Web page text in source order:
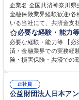
企業名 全国共済神奈川県生活協同組合 求人名
金融保険業界経験歓迎/各種手当充実/転勤
いる当社にて、共済金支
付・内容確認・審査・デ
い合わせ電話対応や書類発送等を担当
内容確認、および共済金
用システムへのデータ入
指定する業務 募集職種 横浜市【共済金支払事務】金融保険業界経験歓迎/
各種手当充実/転勤無
必要な経験・能力等
必要な経験・能力等 【
済・金融業界での実務経
険・損害保険・共済での
務へのキャリアチェンジ希望者も大歓
大学 高専 短大 専修学校
正社員
公益財団法人日本ア